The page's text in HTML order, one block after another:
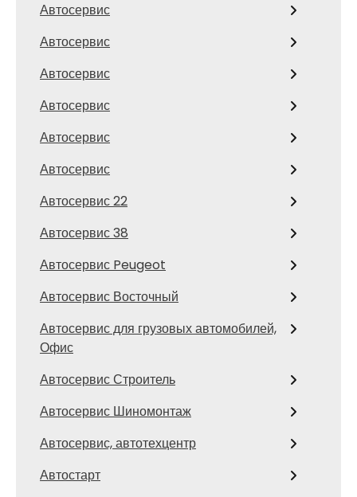
Автосервис
Автосервис
Автосервис
Автосервис
Автосервис
Автосервис
Автосервис 22
Автосервис 38
Автосервис Peugeot
Автосервис Восточный
Автосервис для грузовых автомобилей,
Офис
Автосервис Строитель
Автосервис Шиномонтаж
Автосервис, автотехцентр
Автостарт